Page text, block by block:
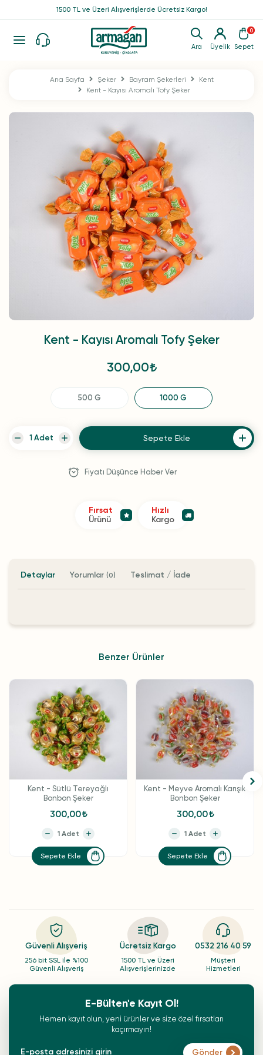
Ara Üyelik
0
Sepet
1500 TL ve Üzeri Alışverişlerde Ücretsiz Kargo!
Ana Sayfa Şeker Bayram Şekerleri
Kent
Kent - Kayısı Aromalı Tofy Şeker
Kent - Kayısı Aromalı Tofy Şeker
300,00
500 G 1000 G
Sepete Ekle
Fiyatı Düşünce Haber Ver
Fırsat
Ürünü
Hızlı
Kargo
Detaylar Yorumlar (0) Teslimat / İade
Benzer Ürünler
Kent - Sütlü Tereyağlı
Bonbon Şeker
300,00
Sepete Ekle
Kent - Meyve Aromalı Karışık
Bonbon Şeker
300,00
Sepete Ekle
Güvenli Alışveriş
256 bit SSL ile %100
Güvenli Alışveriş
Ücretsiz Kargo
1500 TL ve Üzeri
Alışverişlerinizde
0532 216 40 59
Müşteri
Hizmetleri
E-Bülten'e Kayıt Ol!
Hemen kayıt olun, yeni ürünler ve size özel fırsatları
kaçırmayın!
Gönder